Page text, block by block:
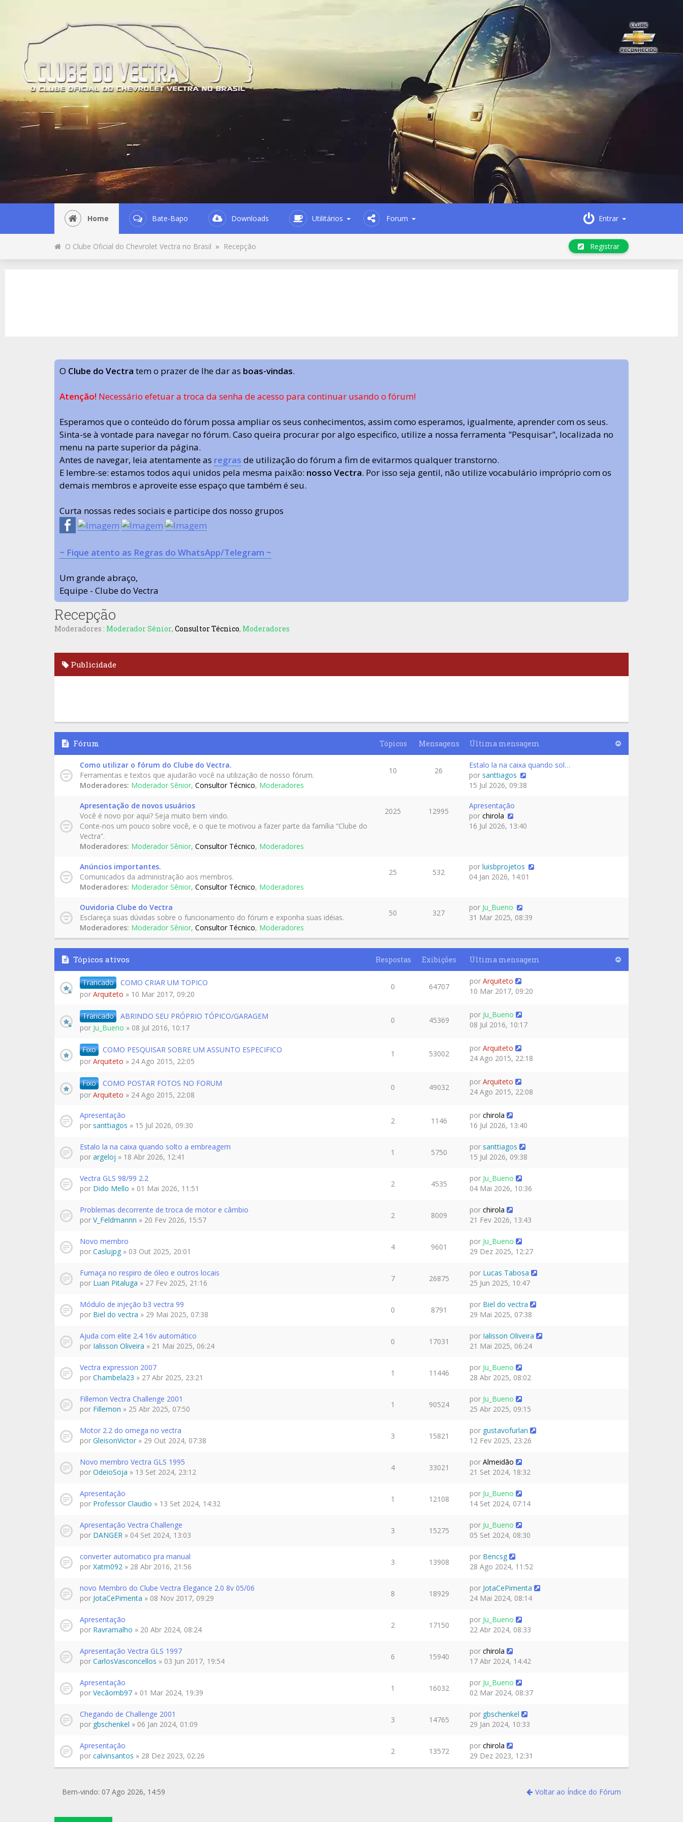
Home Bate-Bapo Downloads Utilitários Forum Entrar
O Clube Oficial do Chevrolet Vectra no Brasil » Recepção Registrar
O Clube do Vectra tem o prazer de lhe dar as boas-vindas.
Atenção! Necessário efetuar a troca da senha de acesso para continuar usando o fórum!
Esperamos que o conteúdo do fórum possa ampliar os seus conhecimentos, assim como esperamos, igualmente, aprender com os seus.
Sinta-se à vontade para navegar no fórum. Caso queira procurar por algo especifico, utilize a nossa ferramenta "Pesquisar", localizada no
menu na parte superior da página.
Antes de navegar, leia atentamente as regras de utilização do fórum a fim de evitarmos qualquer transtorno.
E lembre-se: estamos todos aqui unidos pela mesma paixão: nosso Vectra. Por isso seja gentil, não utilize vocabulário impróprio com os
demais membros e aproveite esse espaço que também é seu.
Curta nossas redes sociais e participe dos nosso grupos
~ Fique atento as Regras do WhatsApp/Telegram ~
Um grande abraço,
Equipe - Clube do Vectra
Recepção
Moderadores : Moderador Sênior, Consultor Técnico, Moderadores
Publicidade
Fórum Tópicos Mensagens Última mensagem
Como utilizar o fórum do Clube do Vectra.
Ferramentas e textos que ajudarão você na utilização de nosso fórum.
Moderadores: Moderador Sênior, Consultor Técnico, Moderadores
10 26
Estalo la na caixa quando sol…
por santtiagos
15 Jul 2026, 09:38
Apresentação de novos usuários
Você é novo por aqui? Seja muito bem vindo.
Conte-nos um pouco sobre você, e o que te motivou a fazer parte da família “Clube do
Vectra”.
Moderadores: Moderador Sênior, Consultor Técnico, Moderadores
2025 12995
Apresentação
por chirola
16 Jul 2026, 13:40
Anúncios importantes.
Comunicados da administração aos membros.
Moderadores: Moderador Sênior, Consultor Técnico, Moderadores
25 532
por luisbprojetos
04 Jan 2026, 14:01
Ouvidoria Clube do Vectra
Esclareça suas dúvidas sobre o funcionamento do fórum e exponha suas idéias.
Moderadores: Moderador Sênior, Consultor Técnico, Moderadores
50 327
por Ju_Bueno
31 Mar 2025, 08:39
Tópicos ativos Respostas Exibições Última mensagem
Trancado
COMO CRIAR UM TOPICO
por Arquiteto » 10 Mar 2017, 09:20
0 64707
por Arquiteto
10 Mar 2017, 09:20
Trancado
ABRINDO SEU PRÓPRIO TÓPICO/GARAGEM
por Ju_Bueno » 08 Jul 2016, 10:17
0 45369
por Ju_Bueno
08 Jul 2016, 10:17
Fixo
COMO PESQUISAR SOBRE UM ASSUNTO ESPECIFICO
por Arquiteto » 24 Ago 2015, 22:05
1 53002
por Arquiteto
24 Ago 2015, 22:18
Fixo
COMO POSTAR FOTOS NO FORUM
por Arquiteto » 24 Ago 2015, 22:08
0 49032
por Arquiteto
24 Ago 2015, 22:08
Apresentação
por santtiagos » 15 Jul 2026, 09:30 2 1146
por chirola
16 Jul 2026, 13:40
Estalo la na caixa quando solto a embreagem
por argeloj » 18 Abr 2026, 12:41 1 5750
por santtiagos
15 Jul 2026, 09:38
Vectra GLS 98/99 2.2
por Dido Mello » 01 Mai 2026, 11:51 2 4535
por Ju_Bueno
04 Mai 2026, 10:36
Problemas decorrente de troca de motor e câmbio
por V_Feldmannn » 20 Fev 2026, 15:57 2 8009
por chirola
21 Fev 2026, 13:43
Novo membro
por Caslujpg » 03 Out 2025, 20:01 4 9601
por Ju_Bueno
29 Dez 2025, 12:27
Fumaça no respiro de óleo e outros locais
por Luan Pitaluga » 27 Fev 2025, 21:16 7 26875
por Lucas Tabosa
25 Jun 2025, 10:47
Módulo de injeção b3 vectra 99
por Biel do vectra » 29 Mai 2025, 07:38 0 8791
por Biel do vectra
29 Mai 2025, 07:38
Ajuda com elite 2.4 16v automático
por Ialisson Oliveira » 21 Mai 2025, 06:24 0 17031
por Ialisson Oliveira
21 Mai 2025, 06:24
Vectra expression 2007
por Chambela23 » 27 Abr 2025, 23:21 1 11446
por Ju_Bueno
28 Abr 2025, 08:02
Fillemon Vectra Challenge 2001
por Fillemon » 25 Abr 2025, 07:50 1 90524
por Ju_Bueno
25 Abr 2025, 09:15
Motor 2.2 do omega no vectra
por GleisonVictor » 29 Out 2024, 07:38 3 15821
por gustavofurlan
12 Fev 2025, 23:26
Novo membro Vectra GLS 1995
por OdeioSoja » 13 Set 2024, 23:12 4 33021
por Almeidão
21 Set 2024, 18:32
Apresentação
por Professor Claudio » 13 Set 2024, 14:32 1 12108
por Ju_Bueno
14 Set 2024, 07:14
Apresentação Vectra Challenge
por DANGER » 04 Set 2024, 13:03 3 15275
por Ju_Bueno
05 Set 2024, 08:30
converter automatico pra manual
por Xatm092 » 28 Abr 2016, 21:56 3 13908
por Bencsg
28 Ago 2024, 11:52
novo Membro do Clube Vectra Elegance 2.0 8v 05/06
por JotaCePimenta » 08 Nov 2017, 09:29 8 18929
por JotaCePimenta
24 Mai 2024, 08:14
Apresentação
por Ravramalho » 20 Abr 2024, 08:24 2 17150
por Ju_Bueno
22 Abr 2024, 08:33
Apresentação Vectra GLS 1997
por CarlosVasconcellos » 03 Jun 2017, 19:54 6 15940
por chirola
17 Abr 2024, 14:42
Apresentação
por Vecãomb97 » 01 Mar 2024, 19:39 1 16032
por Ju_Bueno
02 Mar 2024, 08:37
Chegando de Challenge 2001
por gbschenkel » 06 Jan 2024, 01:09 3 14765
por gbschenkel
29 Jan 2024, 10:33
Apresentação
por calvinsantos » 28 Dez 2023, 02:26 2 13572
por chirola
29 Dez 2023, 12:31
Bem-vindo: 07 Ago 2026, 14:59 Voltar ao Índice do Fórum